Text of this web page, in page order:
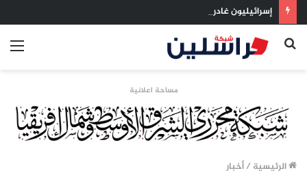
إسرائيليون غادروا بلا رجعة: اخترنا الهجرة لنعيش بلا خوف
بحث
مساحة اعلانية
الرئيسية /أخبار